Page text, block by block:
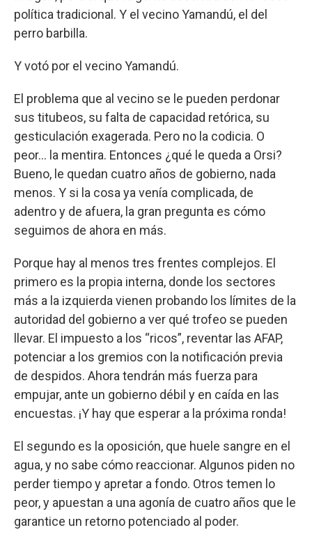
política tradicional. Y el vecino Yamandú, el del
perro barbilla.
Y votó por el vecino Yamandú.
El problema que al vecino se le pueden perdonar
sus titubeos, su falta de capacidad retórica, su
gesticulación exagerada. Pero no la codicia. O
peor... la mentira. Entonces ¿qué le queda a Orsi?
Bueno, le quedan cuatro años de gobierno, nada
menos. Y si la cosa ya venía complicada, de
adentro y de afuera, la gran pregunta es cómo
seguimos de ahora en más.
Porque hay al menos tres frentes complejos. El
primero es la propia interna, donde los sectores
más a la izquierda vienen probando los límites de la
autoridad del gobierno a ver qué trofeo se pueden
llevar. El impuesto a los “ricos”, reventar las AFAP,
potenciar a los gremios con la notificación previa
de despidos. Ahora tendrán más fuerza para
empujar, ante un gobierno débil y en caída en las
encuestas. ¡Y hay que esperar a la próxima ronda!
El segundo es la oposición, que huele sangre en el
agua, y no sabe cómo reaccionar. Algunos piden no
perder tiempo y apretar a fondo. Otros temen lo
peor, y apuestan a una agonía de cuatro años que le
garantice un retorno potenciado al poder.